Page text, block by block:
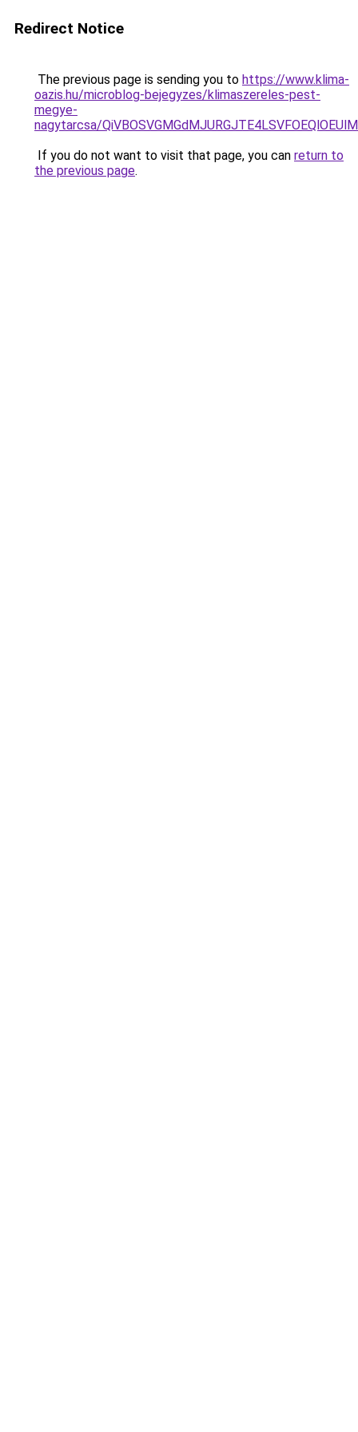
Redirect Notice
The previous page is sending you to https://www.klima-
oazis.hu/microblog-bejegyzes/klimaszereles-pest-
megye-
nagytarcsa/
If you do not want to visit that page, you can return to
the previous page.